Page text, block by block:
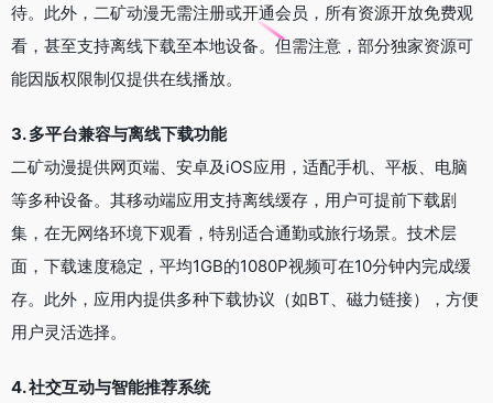
待。此外，二矿动漫无需注册或开通会员，所有资源开放免费观
看，甚至支持离线下载至本地设备。但需注意，部分独家资源可
能因版权限制仅提供在线播放。
3. 多平台兼容与离线下载功能
二矿动漫提供网页端、安卓及iOS应用，适配手机、平板、电脑
等多种设备。其移动端应用支持离线缓存，用户可提前下载剧
集，在无网络环境下观看，特别适合通勤或旅行场景。技术层
面，下载速度稳定，平均1GB的1080P视频可在10分钟内完成缓
存。此外，应用内提供多种下载协议（如BT、磁力链接），方便
用户灵活选择。
4. 社交互动与智能推荐系统